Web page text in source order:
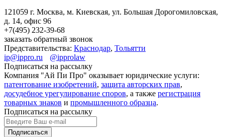
121059 г. Москва, м. Киевская, ул. Большая Дорогомиловская,
д. 14, офис 96
+7(495) 232-39-68
заказать обратный звонок
Представительства: Краснодар, Тольятти
ip@ippro.ru
@ipprolaw
Подписаться на рассылку
Компания "Ай Пи Про" оказывает юридические услуги:
патентование изобретений, защита авторских прав,
досудебное урегулирование споров, а также регистрация
товарных знаков и промышленного образца.
Подписаться на рассылку